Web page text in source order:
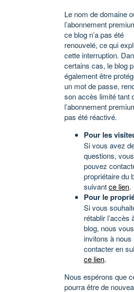
Le nom de domaine
l’abonnement
ce blog n’a pas été
renouvelé, ce qui
cette interruption.
certains cas, le blog
également être
un mot de passe,
son accès limité tant
l’abonnement
pas été réactivé.
Pour les
Si vous avez
questions, vous
pouvez
propriétaire du
suivantce lien.
Pour le
Si vous
rétablir l’accès
blog, nous vous
invitons à nous
contacter en
ce lien.
Nous espérons que
pourra être de